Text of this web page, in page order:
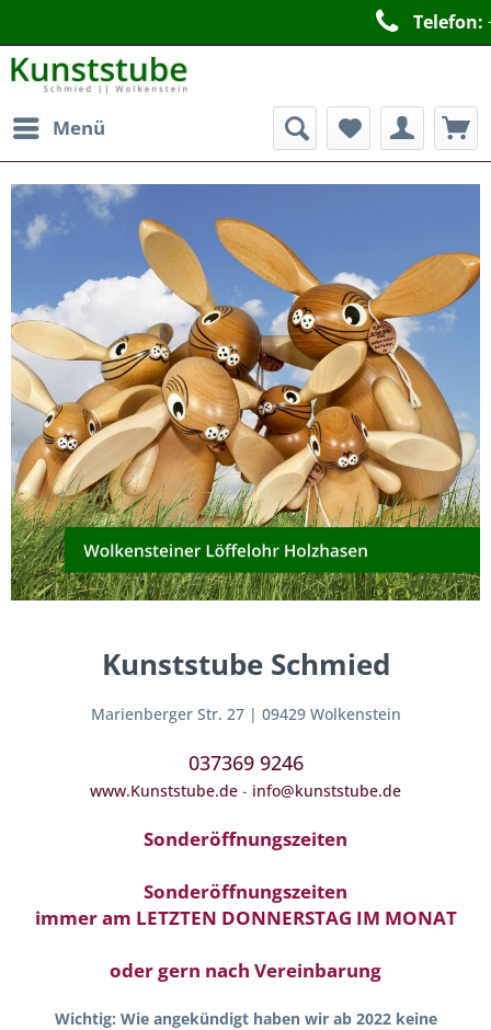
+49 37369 9246
Menü
Kunststube Schmied
Marienberger Str. 27 | 09429 Wolkenstein
037369 9246
www.Kunststube.de - info@kunststube.de
Sonderöffnungszeiten
Sonderöffnungszeiten
immer am LETZTEN DONNERSTAG IM MONAT
oder gern nach Vereinbarung
Wichtig: Wie angekündigt haben wir ab 2022 keine